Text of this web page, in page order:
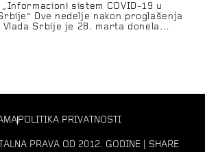
sistem COVID-19 u
Dve nedelje nakon proglašenja
Srbije je 28. marta donela
i obradu svih podataka o
POLITIKA PRIVATNOSTI
PRAVA OD 2012. GODINE | SHARE